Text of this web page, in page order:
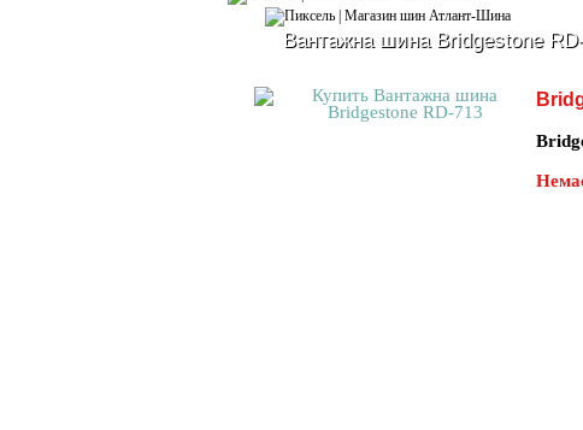
Вантажна шина Bridgestone